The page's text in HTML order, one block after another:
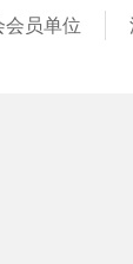
员单位